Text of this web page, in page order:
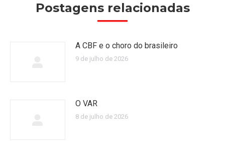
Postagens relacionadas
A CBF e o choro do brasileiro
9 de julho de 2026
O VAR
8 de julho de 2026